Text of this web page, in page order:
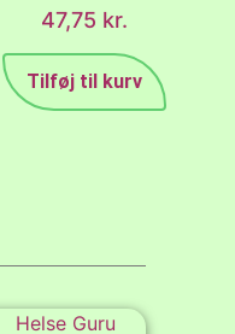
47,75 kr.
Tilføj til kurv